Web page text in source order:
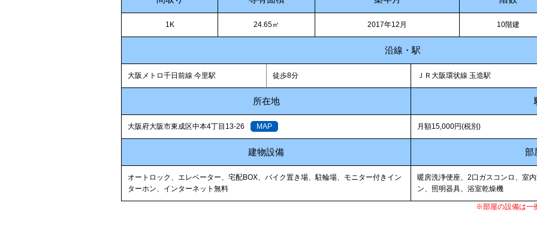
1K 24.65㎡ 2017年12月 10階建
沿線・駅
大阪メトロ千日前線 今里駅 徒歩8分 ＪＲ大阪環状線 玉造駅
所在地
大阪府大阪市東成区中本4丁目13-26 MAP 月額15,000円(税別)
建物設備 部
オートロック、エレベーター、宅配BOX、バイク置き場、駐輪場、モニター付きイン
ターホン、インターネット無料
暖房洗浄便座、2口ガスコンロ、室
ン、照明器具、浴室乾燥機
※部屋の設備は一